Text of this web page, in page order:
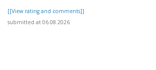
[[View rating and comments]]
submitted at 06.08.2026